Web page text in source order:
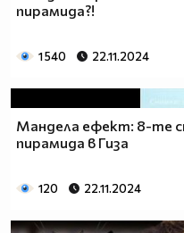
пирамида?!
1 540 22.11.2024
Мандела ефект: 8-те
пирамида в Гиза
120 22.11.2024